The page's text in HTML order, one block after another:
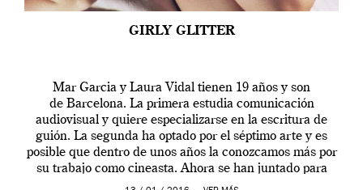
GIRLY GLITTER
Mar Garcia y Laura Vidal tienen 19 años y son
de Barcelona. La primera estudia comunicación
audiovisual y quiere especializarse en la escritura de
guión. La segunda ha optado por el séptimo arte y es
posible que dentro de unos años la conozcamos más por
su trabajo como cineasta. Ahora se han juntado para
contarnos una […]